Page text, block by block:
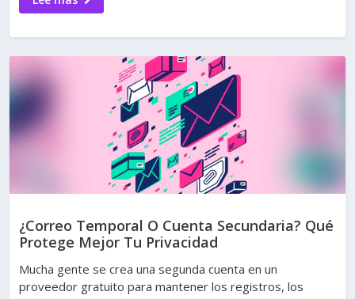
¿Correo Temporal O Cuenta Secundaria? Qué
Protege Mejor Tu Privacidad
Mucha gente se crea una segunda cuenta en un
proveedor gratuito para mantener los registros, los